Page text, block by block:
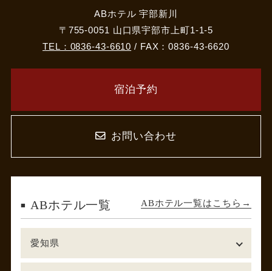
ABホテル 宇部新川
〒755-0051 山口県宇部市上町1-1-5
TEL：0836-43-6610 / FAX：0836-43-6620
宿泊予約
お問い合わせ
ABホテル一覧 ABホテル一覧はこちら
愛知県